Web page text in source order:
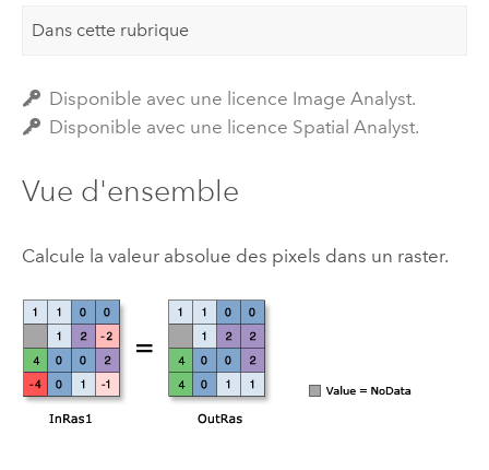
Dans cette rubrique
Disponible avec une licence Image Analyst.
Disponible avec une licence Spatial Analyst.
Vue d'ensemble
Calcule la valeur absolue des pixels dans un raster.